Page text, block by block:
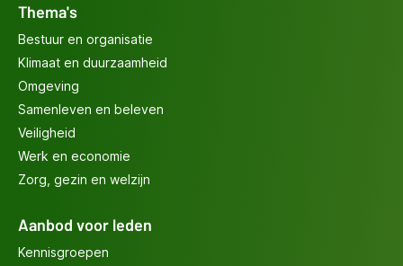
Thema's
Bestuur en organisatie
Klimaat en duurzaamheid
Omgeving
Samenleven en beleven
Veiligheid
Werk en economie
Zorg, gezin en welzijn
Aanbod voor leden
Kennisgroepen